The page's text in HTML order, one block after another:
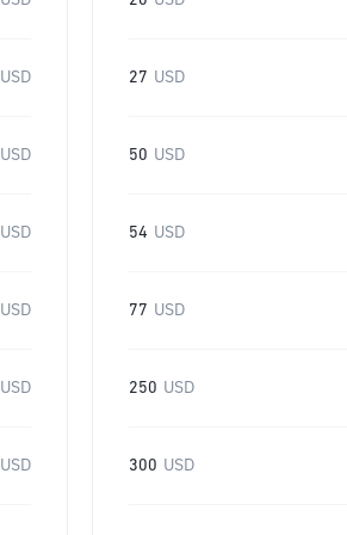
USD
USD
USD
USD
USD
USD
27 USD
50 USD
54 USD
77 USD
250 USD
300 USD